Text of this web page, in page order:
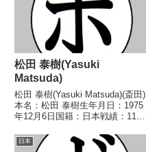
松田 泰樹(Yasuki
Matsuda)
松田 泰樹(Yasuki Matsuda)(斎田)
本名：松田 泰樹生年月日：1975
年12月6日国籍：日本戦績：11戦
し【戦歴】1996/06/08
○5RKO 大西 哲(ワタナ
日本